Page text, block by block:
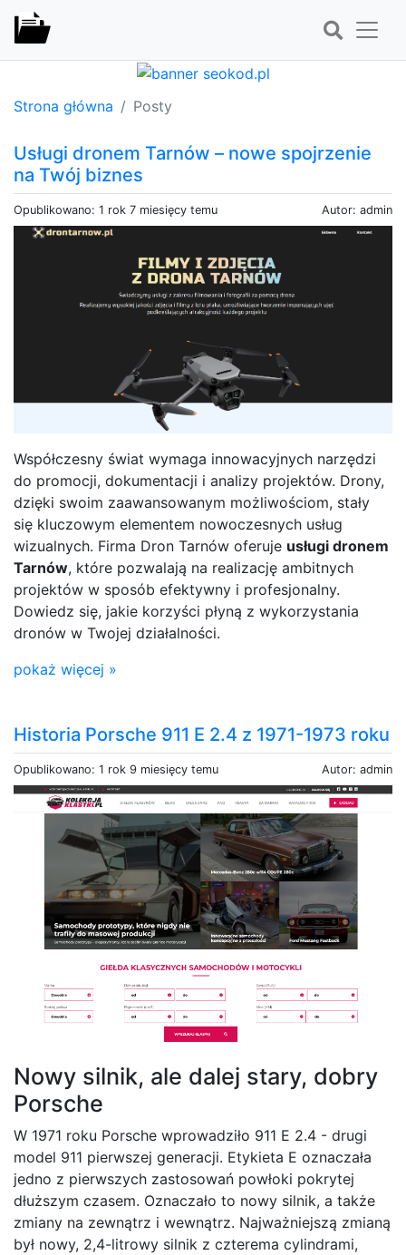
Strona główna Posty
Usługi dronem Tarnów – nowe spojrzenie
na Twój biznes
Opublikowano: 1 rok 7 miesięcy temu Autor: admin
Współczesny świat wymaga innowacyjnych narzędzi
do promocji, dokumentacji i analizy projektów. Drony,
dzięki swoim zaawansowanym możliwościom, stały
się kluczowym elementem nowoczesnych usług
wizualnych. Firma Dron Tarnów oferuje usługi dronem
Tarnów, które pozwalają na realizację ambitnych
projektów w sposób efektywny i profesjonalny.
Dowiedz się, jakie korzyści płyną z wykorzystania
dronów w Twojej działalności.
pokaż więcej »
Historia Porsche 911 E 2.4 z 1971-1973 roku
Opublikowano: 1 rok 9 miesięcy temu Autor: admin
Nowy silnik, ale dalej stary, dobry
Porsche
W 1971 roku Porsche wprowadziło 911 E 2.4 - drugi
model 911 pierwszej generacji. Etykieta E oznaczała
jedno z pierwszych zastosowań powłoki pokrytej
dłuższym czasem. Oznaczało to nowy silnik, a także
zmiany na zewnątrz i wewnątrz. Najważniejszą zmianą
był nowy, 2,4-litrowy silnik z czterema cylindrami,